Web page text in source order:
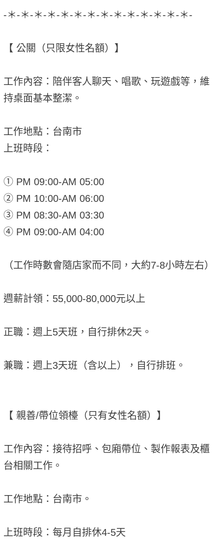
-＊-＊-＊-＊-＊-＊-＊-＊-＊-＊-＊-＊-＊-＊-
【 公關（只限女性名額）】
工作內容：陪伴客人聊天、唱歌、玩遊戲等，維
持桌面基本整潔。
工作地點：台南市
上班時段：
① PM 09:00-AM 05:00
② PM 10:00-AM 06:00
③ PM 08:30-AM 03:30
④ PM 09:00-AM 04:00
（工作時數會隨店家而不同，大約7-8小時左右）
週薪計領：55,000-80,000元以上
正職：週上5天班，自行排休2天。
兼職：週上3天班（含以上），自行排班。
【 親善/帶位領檯（只有女性名額）】
工作內容：接待招呼、包廂帶位、製作報表及櫃
台相關工作。
工作地點：台南市。
上班時段：每月自排休4-5天